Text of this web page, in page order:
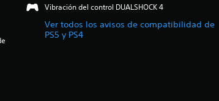
Vibración del control DUALSHOCK 4
Ver todos los avisos de compatibilidad de
PS5 y PS4